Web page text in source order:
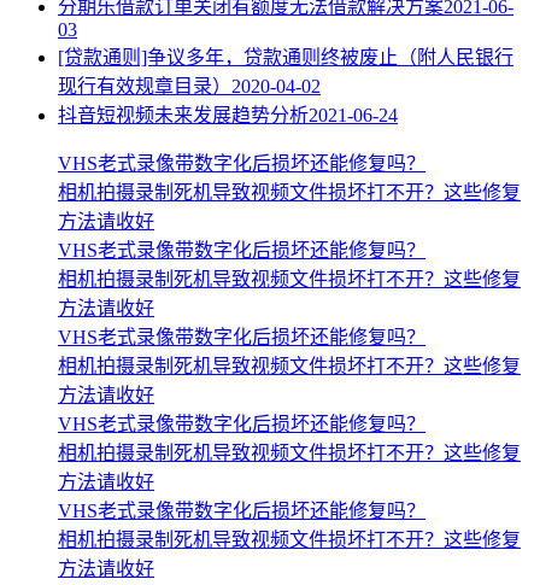
分期乐借款订单关闭有额度无法借款解决方案2021-06-
03
[贷款通则]争议多年，贷款通则终被废止（附人民银行
现行有效规章目录） 2020-04-02
抖音短视频未来发展趋势分析2021-06-24
VHS老式录像带数字化后损坏还能修复吗？
相机拍摄录制死机导致视频文件损坏打不开？这些修复
方法请收好
VHS老式录像带数字化后损坏还能修复吗？
相机拍摄录制死机导致视频文件损坏打不开？这些修复
方法请收好
VHS老式录像带数字化后损坏还能修复吗？
相机拍摄录制死机导致视频文件损坏打不开？这些修复
方法请收好
VHS老式录像带数字化后损坏还能修复吗？
相机拍摄录制死机导致视频文件损坏打不开？这些修复
方法请收好
VHS老式录像带数字化后损坏还能修复吗？
相机拍摄录制死机导致视频文件损坏打不开？这些修复
方法请收好